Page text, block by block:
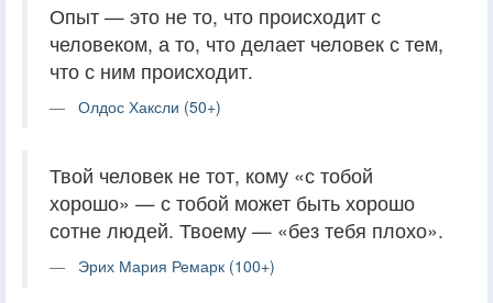
Опыт — это не то, что происходит с
человеком, а то, что делает человек с тем,
что с ним происходит.
Олдос Хаксли (50+)
Твой человек не тот, кому «с тобой
хорошо» — с тобой может быть хорошо
сотне людей. Твоему — «без тебя плохо».
Эрих Мария Ремарк (100+)